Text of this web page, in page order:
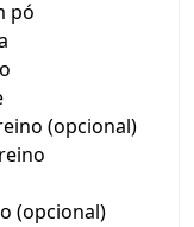
pó
(opcional)
(opcional)